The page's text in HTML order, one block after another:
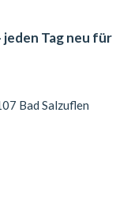
Tag neu für
Bad Salzuflen